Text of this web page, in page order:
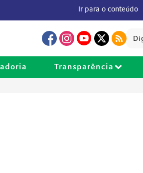
Ir para o conteúdo |
Transparência